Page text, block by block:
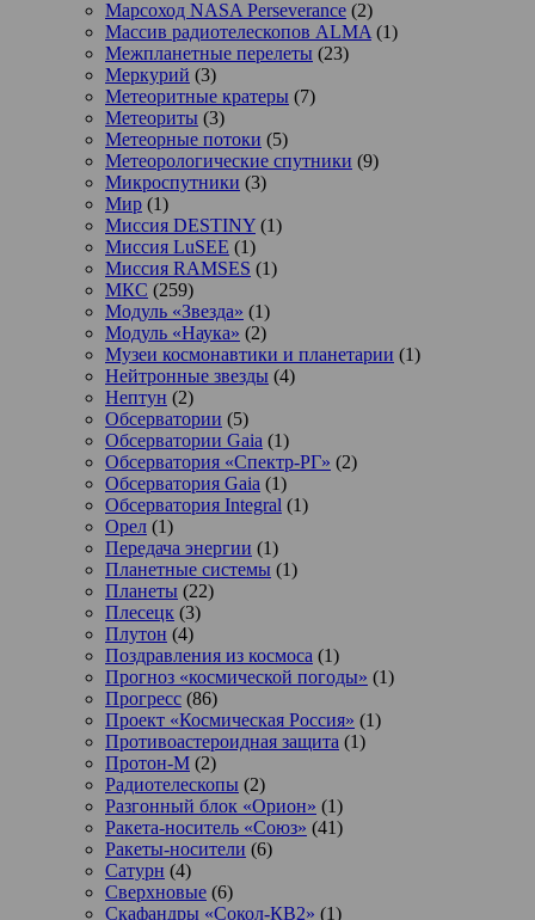
Марсоход NASA Perseverance (2)
Массив радиотелескопов ALMA (1)
Межпланетные перелеты (23)
Меркурий (3)
Метеоритные кратеры (7)
Метеориты (3)
Метеорные потоки (5)
Метеорологические спутники (9)
Микроспутники (3)
Мир (1)
Миссия DESTINY (1)
Миссия LuSEE (1)
Миссия RAMSES (1)
МКС (259)
Модуль «Звезда» (1)
Модуль «Наука» (2)
Музеи космонавтики и планетарии (1)
Нейтронные звезды (4)
Нептун (2)
Обсерватории (5)
Обсерватории Gaia (1)
Обсерватория «Спектр-РГ» (2)
Обсерватория Gaia (1)
Обсерватория Integral (1)
Орел (1)
Передача энергии (1)
Планетные системы (1)
Планеты (22)
Плесецк (3)
Плутон (4)
Поздравления из космоса (1)
Прогноз «космической погоды» (1)
Прогресс (86)
Проект «Космическая Россия» (1)
Противоастероидная защита (1)
Протон-М (2)
Радиотелескопы (2)
Разгонный блок «Орион» (1)
Ракета-носитель «Союз» (41)
Ракеты-носители (6)
Сатурн (4)
Сверхновые (6)
Скафандры «Сокол-КВ2» (1)